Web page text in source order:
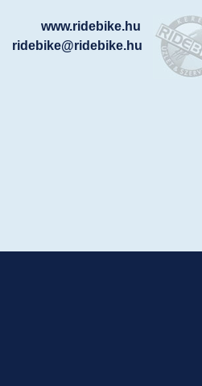
www.ridebike.hu
ridebike@ridebike.hu